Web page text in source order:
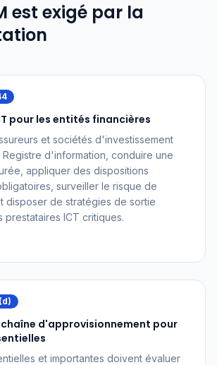
est exigé par la
pour les entités financières
et sociétés d'investissement
d'information, conduire une
appliquer des dispositions
surveiller le risque de
disposer de stratégies de sortie
prestataires ICT critiques.
d'approvisionnement pour
et importantes doivent évaluer